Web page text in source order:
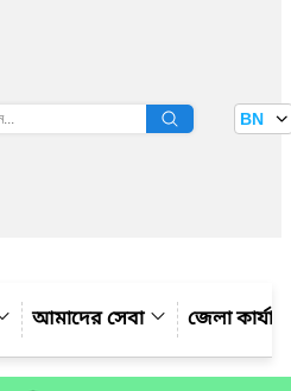
বাতায়ন BN
আমাদের সেবা জেলা